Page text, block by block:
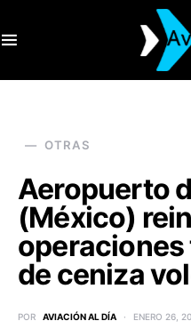
OTRAS
Aeropuerto
(México)
de ceniza
POR AVIACIÓN AL DÍA ENERO 26,